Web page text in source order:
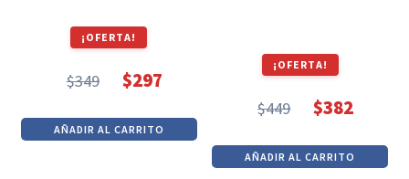
¡OFERTA!
$349
precio
original
$297
precio
actual
AÑADIR AL CARRITO
¡OFERTA!
$449
precio
original
$382
precio
actual
AÑADIR AL CARRITO